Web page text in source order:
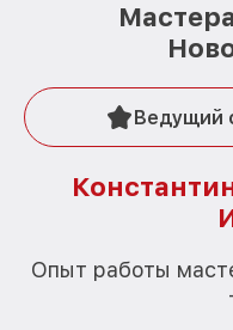
Ведущий
Опыт работы